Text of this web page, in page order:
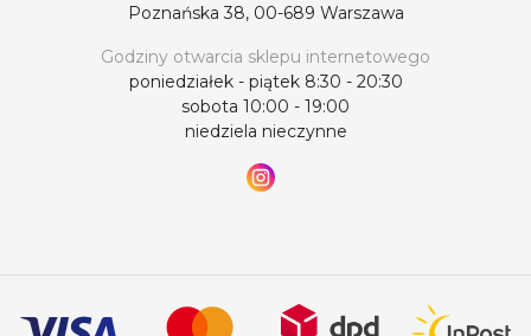
Poznańska 38, 00-689 Warszawa
Godziny otwarcia sklepu internetowego
poniedziałek - piątek 8:30 - 20:30
sobota 10:00 - 19:00
niedziela nieczynne